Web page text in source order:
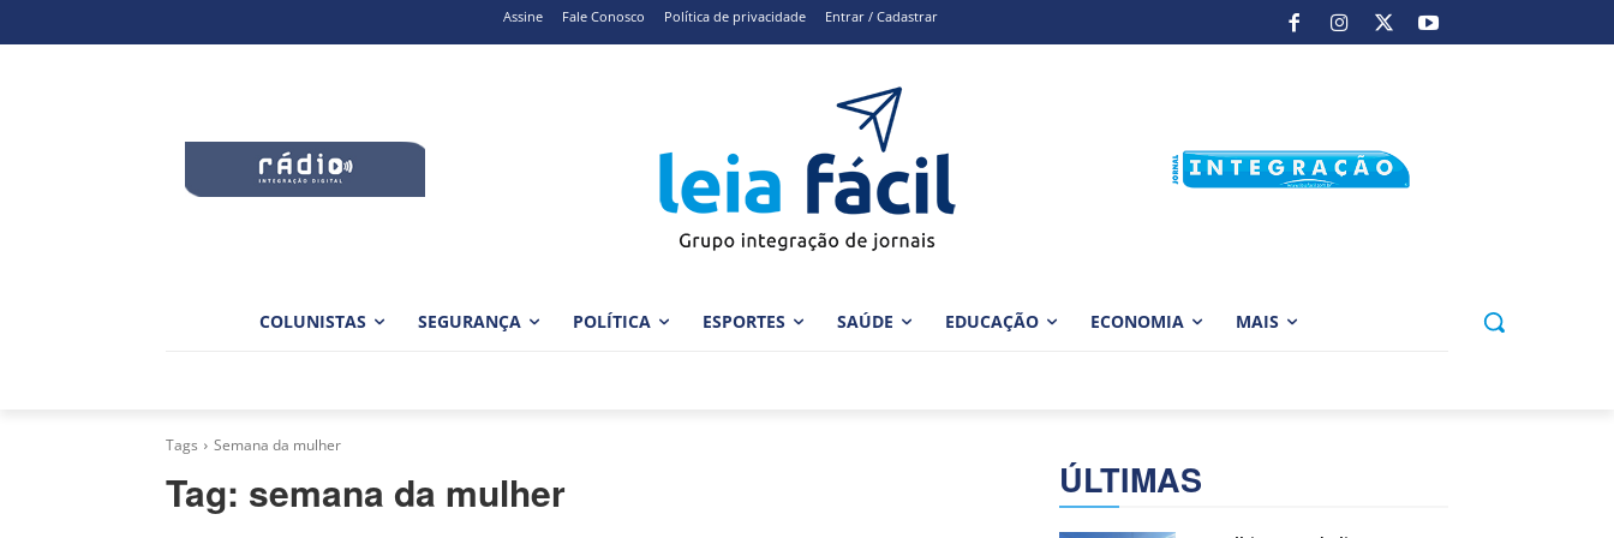
Assine Fale Conosco Política de privacidade Entrar / Cadastrar
COLUNISTAS SEGURANÇA POLÍTICA ESPORTES SAÚDE EDUCAÇÃO ECONOMIA MAIS
Tags Semana da mulher
Tag: semana da mulher ÚLTIMAS